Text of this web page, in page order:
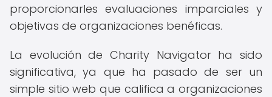
proporcionarles evaluaciones imparciales y
objetivas de organizaciones benéficas.
La evolución de Charity Navigator ha sido
significativa, ya que ha pasado de ser un
simple sitio web que califica a organizaciones